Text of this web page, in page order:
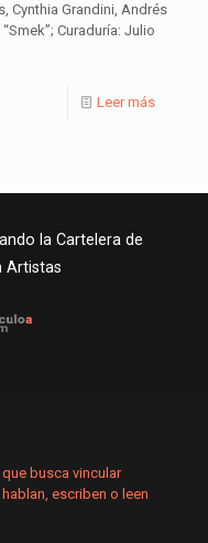
Cynthia Grandini, Andrés
Curaduría: Julio
Leer más
la Cartelera de
Artistas
busca vincular
escriben o leen